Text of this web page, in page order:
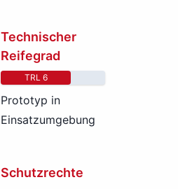
Technischer
Reifegrad
TRL 6
Prototyp in
Einsatzumgebung
Schutzrechte